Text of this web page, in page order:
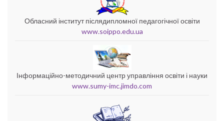
Обласний інститут післядипломної педагогічної освіти
www.soippo.edu.ua
Інформаційно-методичний центр управління освіти і науки
www.sumy-imc.jimdo.com